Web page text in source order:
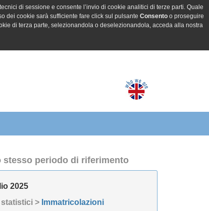
di sessione e consente l’invio di cookie analitici di terze parti. Quale
dei cookie sarà sufficiente fare click sul pulsante Consentoo proseguire
di terza parte, selezionandola o deselezionandola, acceda alla nostra
stesso periodo di riferimento
2025
statistici > Immatricolazioni